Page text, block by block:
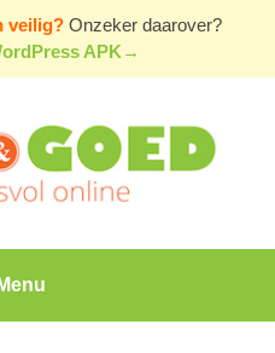
veilig? Onzeker daarover?
APK→
Menu